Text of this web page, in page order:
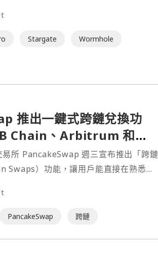
Stargate Wormhole
推出一鍵式跨鏈兌換功
Chain、Arbitrum 和
所 PancakeSwap 週三宣布推出「跨鏈
Swaps）功能，讓用戶能直接在熟悉的
Chain、Arbitrum 和 Base 等三個區塊
換。⋯
PancakeSwap 跨鏈